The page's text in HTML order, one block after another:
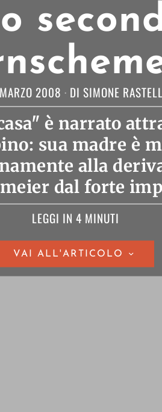
2008 DI SIMONE
è narrato
sua madre è
alla
dal forte
LEGGI IN 4 MINUTI
VAI ALL'ARTICOLO